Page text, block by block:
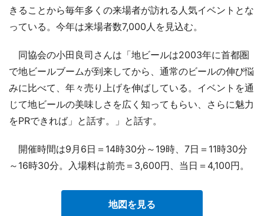
きることから毎年多くの来場者が訪れる人気イベントとな
っている。今年は来場者数7,000人を見込む。
同協会の小田良司さんは「地ビールは2003年に首都圏
で地ビールブームが到来してから、通常のビールの伸び悩
みに比べて、年々売り上げを伸ばしている。イベントを通
じて地ビールの美味しさを広く知ってもらい、さらに魅力
をPRできれば」と話す。」と話す。
開催時間は9月6日＝14時30分～19時、7日＝11時30分
～16時30分。入場料は前売＝3,600円、当日＝4,100円。
地図を見る